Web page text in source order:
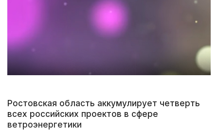
Ростовская область аккумулирует четверть
всех российских проектов в сфере
ветроэнергетики